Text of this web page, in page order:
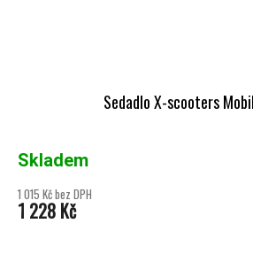
Sedadlo X-scooters
Skladem
1 015 Kč bez DPH
1 228 Kč